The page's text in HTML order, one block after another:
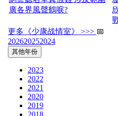
廣各界風聲鶴唳?
更多《少康战情室》 >>> 📅
202620252024
其他年份
2023
2022
2021
2020
2019
2018